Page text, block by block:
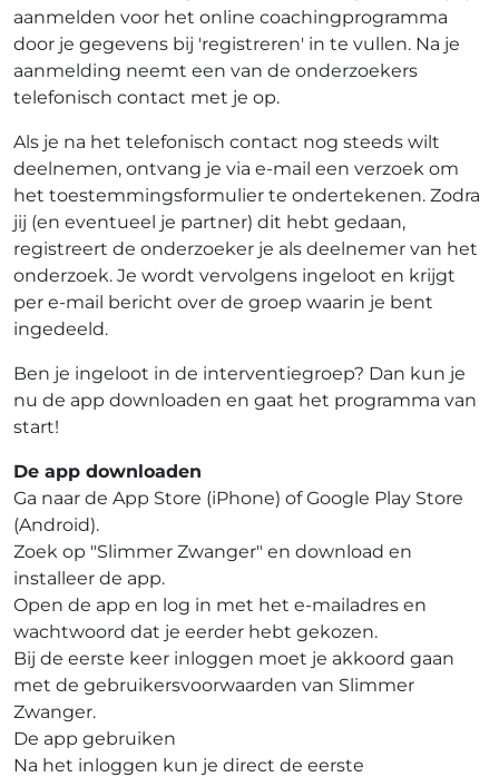
aanmelden voor het online coachingprogramma
door je gegevens bij 'registreren' in te vullen. Na je
aanmelding neemt een van de onderzoekers
telefonisch contact met je op.
Als je na het telefonisch contact nog steeds wilt
deelnemen, ontvang je via e-mail een verzoek om
het toestemmingsformulier te ondertekenen. Zodra
jij (en eventueel je partner) dit hebt gedaan,
registreert de onderzoeker je als deelnemer van het
onderzoek. Je wordt vervolgens ingeloot en krijgt
per e-mail bericht over de groep waarin je bent
ingedeeld.
Ben je ingeloot in de interventiegroep? Dan kun je
nu de app downloaden en gaat het programma van
start!
De app downloaden
Ga naar de App Store (iPhone) of Google Play Store
(Android).
Zoek op "Slimmer Zwanger" en download en
installeer de app.
Open de app en log in met het e-mailadres en
wachtwoord dat je eerder hebt gekozen.
Bij de eerste keer inloggen moet je akkoord gaan
met de gebruikersvoorwaarden van Slimmer
Zwanger.
De app gebruiken
Na het inloggen kun je direct de eerste